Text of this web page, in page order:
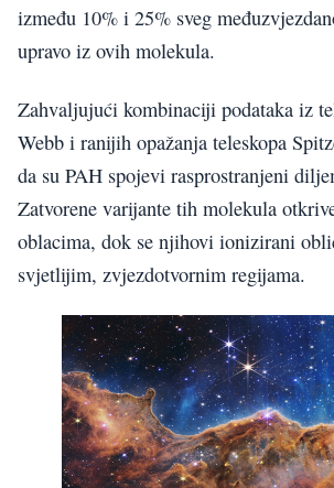
između 10% i 25% sveg
upravo iz ovih molekula.
Zahvaljujući kombinaciji podataka iz
Webb i ranijih opažanja teleskopa
da su PAH spojevi rasprostranjeni
Zatvorene varijante tih molekula
oblacima, dok se njihovi ionizirani
svjetlijim, zvjezdotvornim regijama.